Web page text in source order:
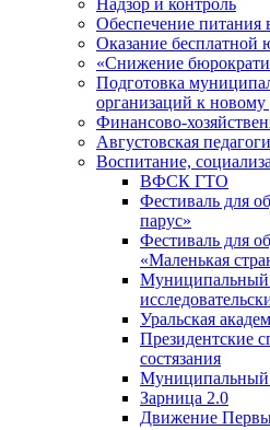
Надзор и контроль
Обеспечение
Оказание
«Снижение
Подготовка
организаций к новому
Финансово-
Августовская
Воспитание,
ВФСК ГТО
Фестиваль для
парус»
Фестиваль для
«Маленькая
Муниципальный
Уральская
Президентские
состязания
Муниципальный
Зарница 2.0
Движение